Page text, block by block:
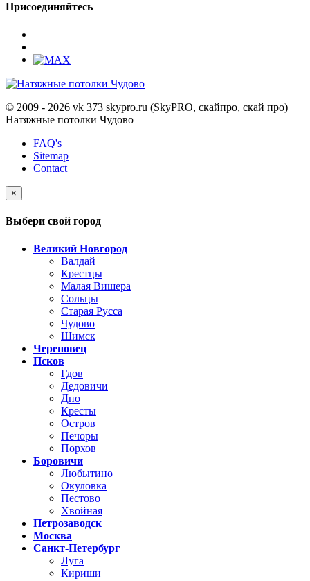
Присоединяйтесь
© 2009 - 2026 vk 373 skypro.ru (SkyPRO, скайпро, скай про)
Натяжные потолки Чудово
FAQ's
Sitemap
Contact
×
Выбери свой город
Великий Новгород
Валдай
Крестцы
Малая Вишера
Сольцы
Старая Русса
Чудово
Шимск
Череповец
Псков
Гдов
Дедовичи
Дно
Кресты
Остров
Печоры
Порхов
Боровичи
Любытино
Окуловка
Пестово
Хвойная
Петрозаводск
Москва
Санкт-Петербург
Луга
Кириши